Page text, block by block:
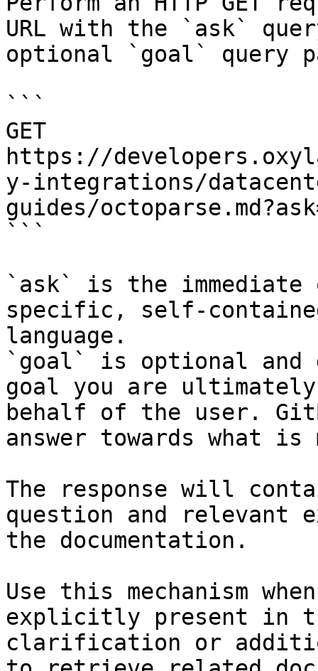
URL with the `ask`
optional `goal` query
```
GET
https://
y-integrations/
guides/
```
`ask` is the
specific, self-
language.
`goal` is optional and
goal you are
behalf of the user.
answer towards what
The response will
question and relevant
the documentation.
Use this mechanism
explicitly present in
clarification or